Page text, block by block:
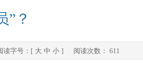
”？
字号：[ 大 中 小] 阅读次数： 611